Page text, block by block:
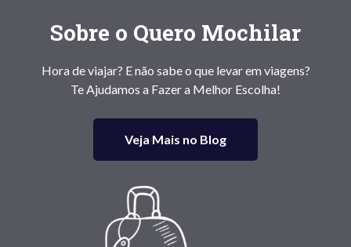
BIVOLT:
MELHORES
EM
Sobre o Quero Mochilar
Hora de viajar? E não sabe o que levar em viagens?
Te Ajudamos a Fazer a Melhor Escolha!
Veja Mais no Blog